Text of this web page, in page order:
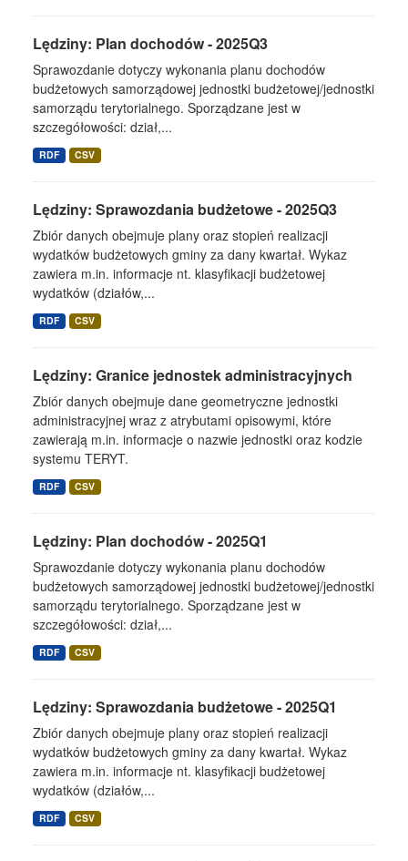
Lędziny: Plan dochodów - 2025Q3
Sprawozdanie dotyczy wykonania planu dochodów
budżetowych samorządowej jednostki budżetowej/jednostki
samorządu terytorialnego. Sporządzane jest w
szczegółowości: dział,...
RDF CSV
Lędziny: Sprawozdania budżetowe - 2025Q3
Zbiór danych obejmuje plany oraz stopień realizacji
wydatków budżetowych gminy za dany kwartał. Wykaz
zawiera m.in. informacje nt. klasyfikacji budżetowej
wydatków (działów,...
RDF CSV
Lędziny: Granice jednostek administracyjnych
Zbiór danych obejmuje dane geometryczne jednostki
administracyjnej wraz z atrybutami opisowymi, które
zawierają m.in. informacje o nazwie jednostki oraz kodzie
systemu TERYT.
RDF CSV
Lędziny: Plan dochodów - 2025Q1
Sprawozdanie dotyczy wykonania planu dochodów
budżetowych samorządowej jednostki budżetowej/jednostki
samorządu terytorialnego. Sporządzane jest w
szczegółowości: dział,...
RDF CSV
Lędziny: Sprawozdania budżetowe - 2025Q1
Zbiór danych obejmuje plany oraz stopień realizacji
wydatków budżetowych gminy za dany kwartał. Wykaz
zawiera m.in. informacje nt. klasyfikacji budżetowej
wydatków (działów,...
RDF CSV